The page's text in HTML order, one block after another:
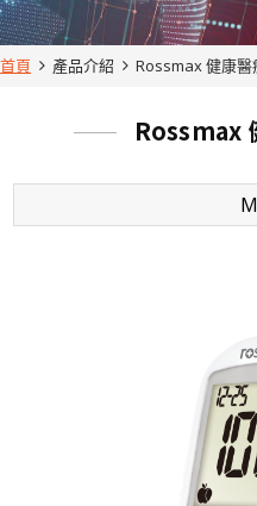
首頁 產品介紹 Rossmax 健康醫
Rossmax